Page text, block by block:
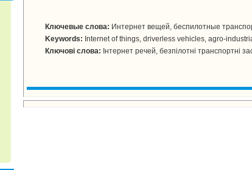
Ключевые слова: Интернет вещей, беспилотные
Keywords: Internet of things, driverless vehicles, agro-
Ключові слова: Інтернет речей, безпілотні транспортні